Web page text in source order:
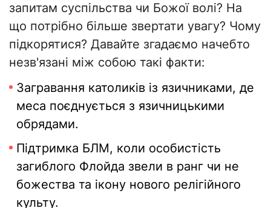
запитам суспільства чи Божої волі? На
що потрібно більше звертати увагу? Чому
підкорятися? Давайте згадаємо начебто
незв'язані між собою такі факти:
Загравання католиків із язичниками, де
меса поєднується з язичницькими
обрядами.
Підтримка БЛМ, коли особистість
загиблого Флойда звели в ранг чи не
божества та ікону нового релігійного
культу.